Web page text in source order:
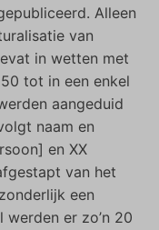
Alleen
van
in wetten met
tot in een enkel
aangeduid
naam en
en XX
van het
een
er zo’n 20